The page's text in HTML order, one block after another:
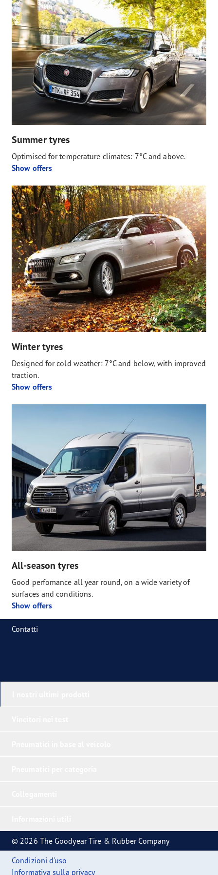
Summer tyres
Optimised for temperature climates: 7°C and above.
Show offers
Winter tyres
Designed for cold weather: 7°C and below, with improved
traction.
Show offers
All-season tyres
Good perfomance all year round, on a wide variety of
surfaces and conditions.
Show offers
Contatti
© 2026 The Goodyear Tire & Rubber Company
Condizioni d'uso
Informativa sulla privacy